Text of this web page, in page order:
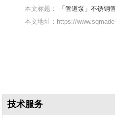
本文标题：
「管道泵」不锈钢
本文地址：https://
技术服务